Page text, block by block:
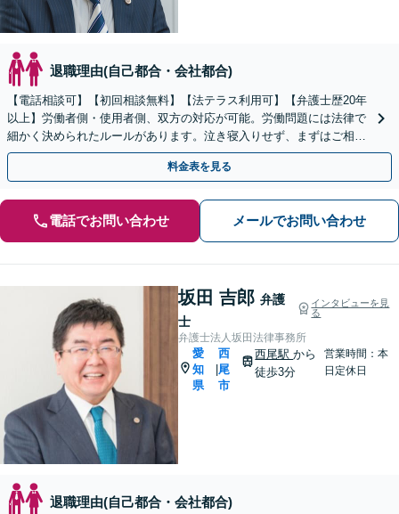
退職理由(自己都合・会社都合)
【電話相談可】【初回相談無料】【法テラス利用可】【弁護士歴20年
以上】労働者側・使用者側、双方の対応が可能。労働問題には法律で
細かく決められたルールがあります。泣き寝入りせず、まずはご相談
を！【夜間・休日面談可】【完全個室】【刈谷駅3分】
料金表を見る
電話でお問い合わせ メールでお問い合わせ
坂田 吉郎 弁護
士
インタビューを見
る
弁護士法人坂田法律事務所
愛
知
県
西
尾
市
西尾駅から
徒歩3分
営業時間：本
日定休日
退職理由(自己都合・会社都合)